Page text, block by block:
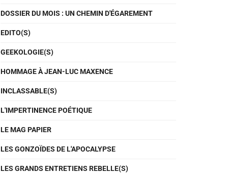
DOSSIER DU MOIS : UN CHEMIN D'ÉGAREMENT
EDITO(S)
GEEKOLOGIE(S)
HOMMAGE À JEAN-LUC MAXENCE
INCLASSABLE(S)
L'IMPERTINENCE POÉTIQUE
LE MAG PAPIER
LES GONZOÏDES DE L'APOCALYPSE
LES GRANDS ENTRETIENS REBELLE(S)